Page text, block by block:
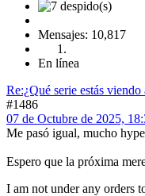
Mensajes: 10,817
En línea
Re:¿Qué serie estás viendo
#1486
07 de Octubre de 2025,
Me pasó igual, mucho
Espero que la próxima
I am not under any orders